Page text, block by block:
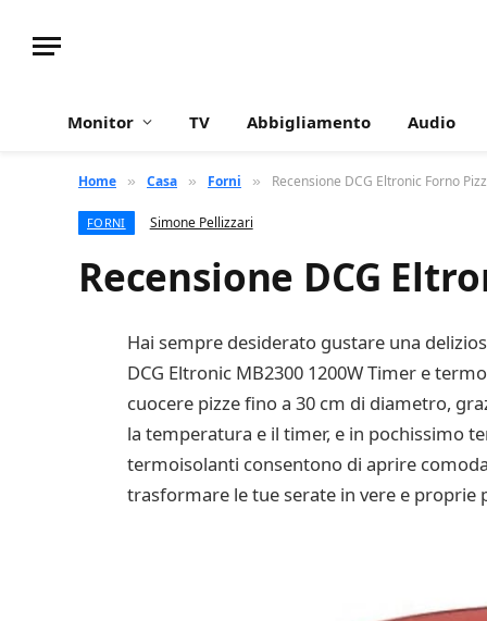
Monitor TV Abbigliamento Audio
Home » Casa » Forni » Recensione DCG Eltronic Forno
FORNI Simone Pellizzari
Recensione DCG
Hai sempre desiderato gustare una
DCG Eltronic MB2300 1200W Timer e
cuocere pizze fino a 30 cm di diametro,
la temperatura e il timer, e in pochissimo
termoisolanti consentono di aprire
trasformare le tue serate in vere e proprie